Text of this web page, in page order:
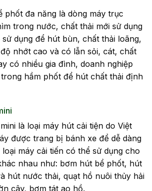
phốt đa năng là dòng máy trục
trong nước, chất thải mới sử dụng
dụng để hút bùn, chất thải loãng,
nhớt cao và có lẫn sỏi, cát, chất
có nhiều gia đình, doanh nghiệp
hầm phốt để hút chất thải định
là loại máy hút cải tiện do Việt
được trang bị bánh xe để dễ dàng
máy cải tiến có thể sử dụng cho
nhau như: bơm hút bể phốt, hút
hút nước thải, quạt hồ nuôi thủy hải
cây, bơm tát ao hồ.